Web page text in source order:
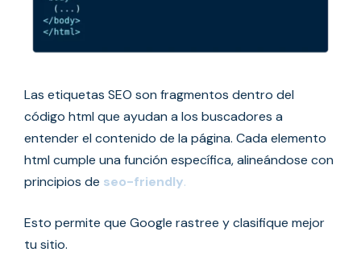
Las etiquetas SEO son fragmentos dentro del
código html que ayudan a los buscadores a
entender el contenido de la página. Cada elemento
html cumple una función específica, alineándose con
principios de seo-friendly.
Esto permite que Google rastree y clasifique mejor
tu sitio.